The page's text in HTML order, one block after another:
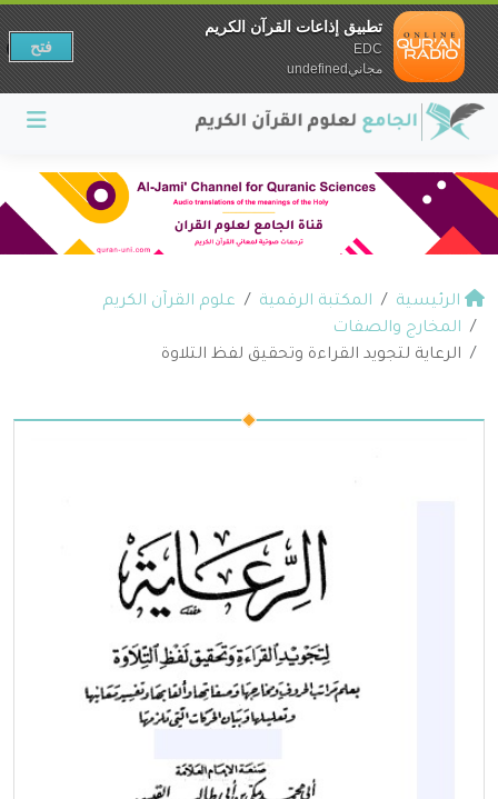
الرئيسية المكتبة الرقمية
علوم القرآن الكريم
المخارج والصفات
الرعاية لتجويد القراءة وتحقيق لفظ التلاوة
تطبيق إذاعات القرآن الكريم
EDC
مجانيundefined
فتح